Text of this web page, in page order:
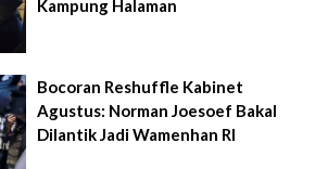
Kampung Halaman
Bocoran Reshuffle Kabinet
Agustus: Norman Joesoef Bakal
Dilantik Jadi Wamenhan RI